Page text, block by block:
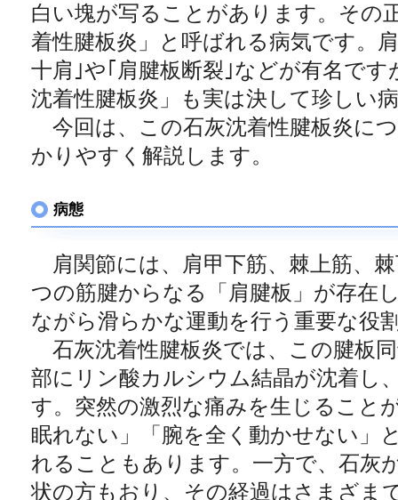
白い塊が写ることがあります。その
着性腱板炎」と呼ばれる病気です。
十肩｣や｢肩腱板断裂｣などが有名で
沈着性腱板炎」も実は決して珍しい
今回は、この石灰沈着性腱板炎に
かりやすく解説します。
病態
肩関節には、肩甲下筋、棘上筋、
つの筋腱からなる「肩腱板」が存在
ながら滑らかな運動を行う重要な役
石灰沈着性腱板炎では、この腱板
部にリン酸カルシウム結晶が沈着し
す。突然の激烈な痛みを生じること
眠れない」「腕を全く動かせない」
れることもあります。一方で、石灰
状の方もおり、その経過はさまざま